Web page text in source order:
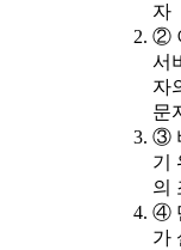
자
②
서
자
문
③
기
의
④
가